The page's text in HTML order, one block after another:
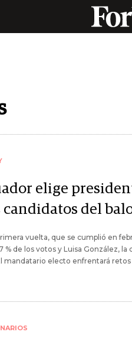
elige
candidatos del
vuelta, que se cumplió en
% de los votos y Luisa González,
mandatario electo enfrentará